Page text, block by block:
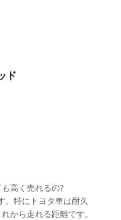
ド
高く売れるの?
。特にトヨタ車は耐久
から走れる距離です。